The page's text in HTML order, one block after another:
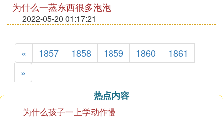
为什么一蒸东西很多泡泡
2022-05-20 01:17:21
« 1857 1858 1859 1860
1861
»
热点内容
为什么孩子一上学动作慢